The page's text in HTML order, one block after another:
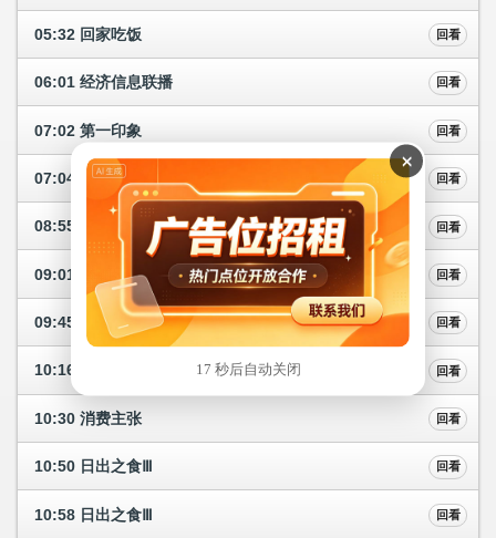
05:32 回家吃饭 回看
06:01 经济信息联播 回看
07:02 第一印象 回看
07:04 第一时间 回看
08:55 第一印象 回看
09:01 栋梁之材 回看
09:45 万物之生·贵州 回看
10:16 消费主张 回看
10:30 消费主张 回看
10:50 日出之食Ⅲ 回看
10:58 日出之食Ⅲ 回看
×
17 秒后自动关闭